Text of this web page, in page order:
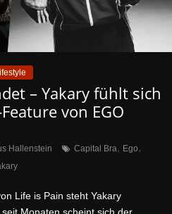
– Yakary fühlt sich
von EGO
Hallenstein Capital Bra, Ego,
Life is Pain steht Yakary